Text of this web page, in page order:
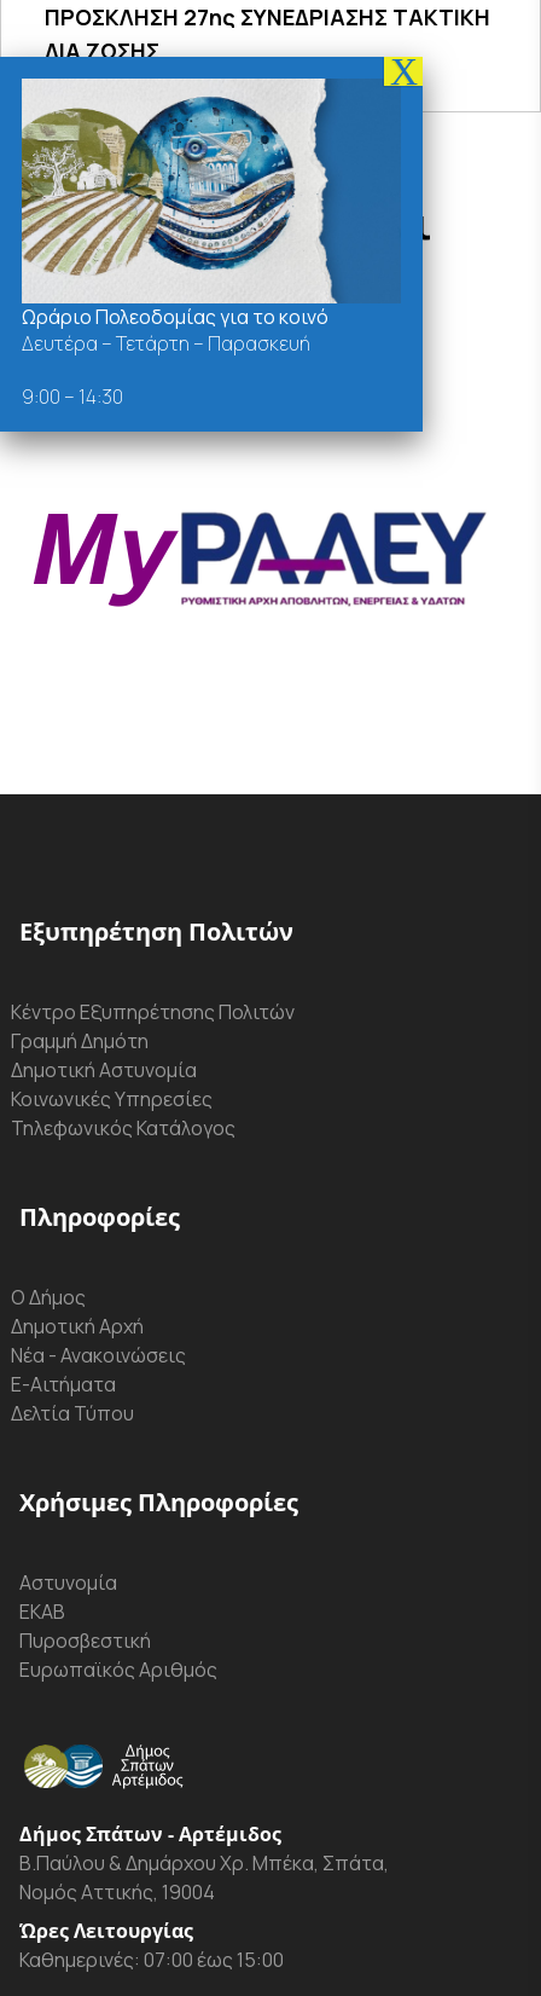
ΠΡΟΣΚΛΗΣΗ 27ης ΣΥΝΕΔΡΙΑΣΗΣ ΤΑΚΤΙΚΗ
ΔΙΑ ΖΩΣΗΣ
Δράσεις - Χρήσιμοι
Σύνδεσμοι
Εξυπηρέτηση Πολιτών
Κέντρο Εξυπηρέτησης Πολιτών
Γραμμή Δημότη
Δημοτική Αστυνομία
Κοινωνικές Υπηρεσίες
Τηλεφωνικός Κατάλογος
Πληροφορίες
Ο Δήμος
Δημοτική Αρχή
Νέα - Ανακοινώσεις
Ε-Αιτήματα
Δελτία Τύπου
Χρήσιμες Πληροφορίες
Αστυνομία
ΕΚΑΒ
Πυροσβεστική
Ευρωπαϊκός Αριθμός
Δήμος Σπάτων - Αρτέμιδος
Β.Παύλου & Δημάρχου Χρ. Μπέκα, Σπάτα,
Νομός Αττικής, 19004
Ώρες Λειτουργίας
Καθημερινές: 07:00 έως 15:00
Ωράριο Πολεοδομίας για το κοινό
Δευτέρα – Τετάρτη – Παρασκευή
9:00 – 14:30